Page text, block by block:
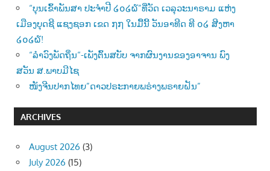
“ບຸນເຂົ້າພັນສາ ປະຈຳປີ ໒໐໒໖”ທີ່ວັດ ເວລຸວະນາຣາມ ແຫ່ງ
ເມືອງບຸດຊີ ແຊງຊອກ ເຂດ ໗໗ ໃນມື້ນີ້ ວັນອາທີດ ທີ ໐໒ ສີງຫາ
໒໐໒໖!
“ລຳວົງພັດຖິ່ນ“-ເພັງຕົ້ນສບັບ ຈາກຜົນງານຂອງອາຈານ ພົງ
ສວັນ ສ.ພາບມີໄຊ
ໜັງຈີນປາກໄທຍ”ດາວປຣະກາຍພຣ່າງພຣາຍຝັນ”
ARCHIVES
August 2026 (3)
July 2026 (15)